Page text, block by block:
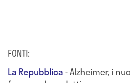
FONTI:
La Repubblica - Alzheimer, i